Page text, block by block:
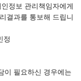
정보 관리책임자에게
결과를 통보해 드립니
정
이 필요하신 경우에는